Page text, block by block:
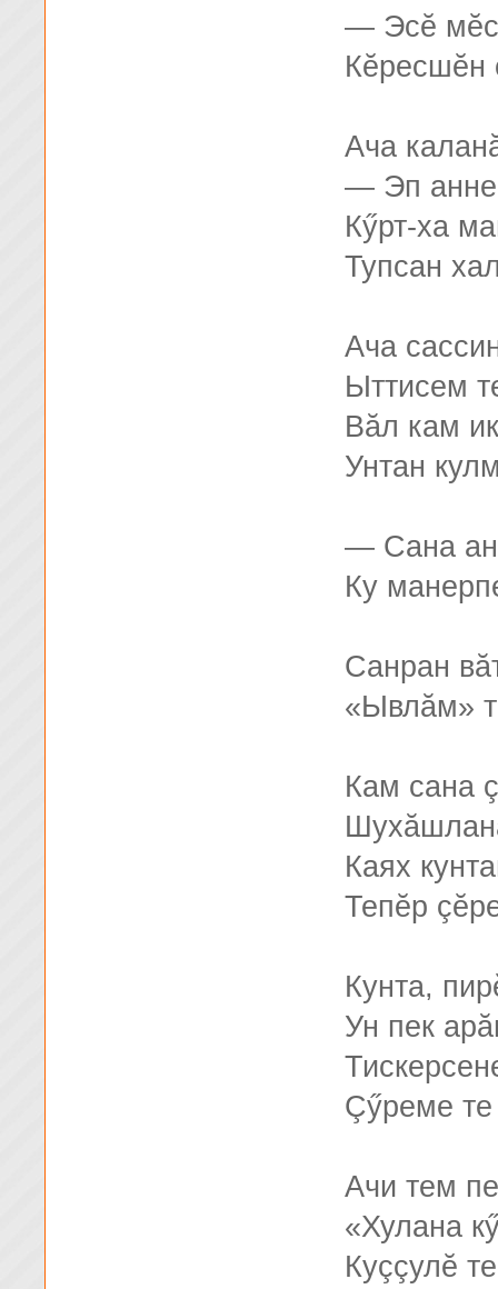
— Эсĕ
Кĕресшĕн
Ача
— Эп
Кӳрт-ха
Тупсан
Ача
Ыттисем
Вăл кам
Унтан
— Сана
Ку
Санран
«Ывлăм»
Кам сана
Каях
Тепĕр
Кунта,
Ун пек
Çӳреме
Ачи тем
«Хулана
Куççулĕ